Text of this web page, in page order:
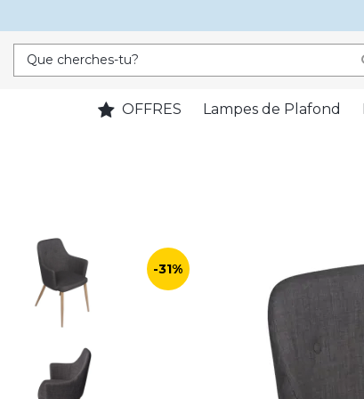
OFFRES Lampes de Plafond
-31%